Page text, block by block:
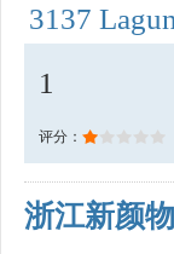
3137
1
评分：
浙江新颜